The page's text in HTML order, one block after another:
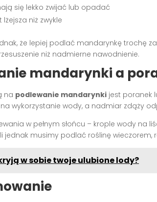
się lekko zwijać lub opadać
lżejsza niż zwykle
że lepiej podlać mandarynkę trochę
niż nadmierne nawodnienie.
mandarynki a
na podlewanie mandarynki jest poranek
wykorzystanie wody, a nadmiar zdąży
w pełnym słońcu – krople wody na
jednak musimy podlać roślinę
w sobie twoje ulubione lody?